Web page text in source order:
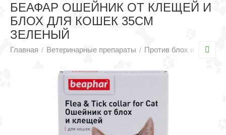
БЕАФАР ОШЕЙНИК ОТ КЛЕЩЕЙ И
БЛОХ ДЛЯ КОШЕК 35СМ
ЗЕЛЕНЫЙ
Главная / Ветеринарные препараты / Против блох и клещей